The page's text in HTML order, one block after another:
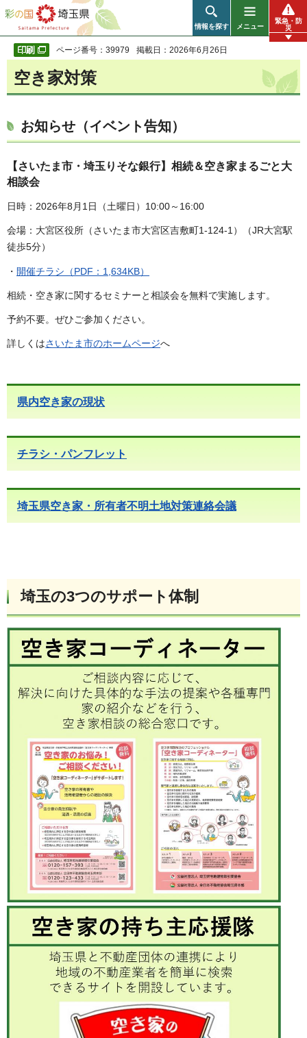
彩の国 埼玉県
情報を探す メニュー
緊急・防
災
ページ番号：39979 掲載日：2026年6月26日
空き家対策
お知らせ（イベント告知）
【さいたま市・埼玉りそな銀行】相続＆空き家まるごと大
相談会
日時：2026年8月1日（土曜日）10:00～16:00
会場：大宮区役所（さいたま市大宮区吉敷町1-124-1）（JR大宮駅
徒歩5分）
・ 開催チラシ（PDF：1,634KB）
相続・空き家に関するセミナーと相談会を無料で実施します。
予約不要。ぜひご参加ください。
詳しくはさいたま市のホームページへ
県内空き家の現状
チラシ・パンフレット
埼玉県空き家・所有者不明土地対策連絡会議
埼玉の3つのサポート体制